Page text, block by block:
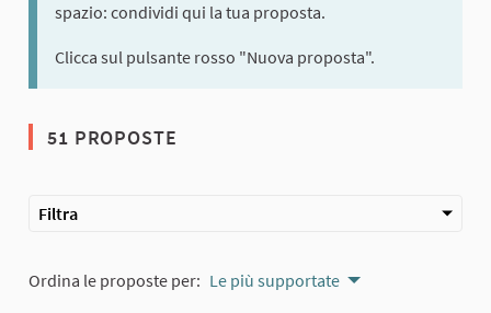
spazio: condividi qui la tua proposta.
Clicca sul pulsante rosso "Nuova proposta".
51 PROPOSTE
Filtra
Ordina le proposte per: Le più supportate